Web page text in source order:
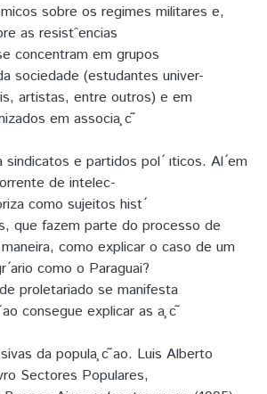
sobre os regimes militares e,
as resistˆencias
concentram em grupos
sociedade (estudantes univer-
artistas, entre outros) e em
em associa ̧c
sindicatos e partidos pol ́ ıticos. Al ́em
de intelec-
como sujeitos hist
que fazem parte do processo de
como explicar o caso de um
́ario como o Paraguai?
proletariado se manifesta
consegue explicar as a ̧c
da popula ̧c ̃ao. Luis Alberto
Sectores Populares,